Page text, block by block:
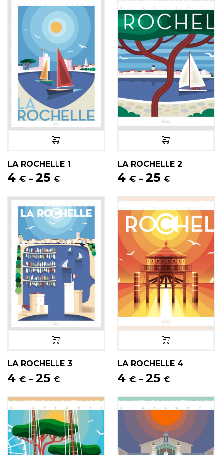
LA ROCHELLE 1
4 € – 25 €
LA ROCHELLE 2
4 € – 25 €
LA ROCHELLE 3
4 € – 25 €
LA ROCHELLE 4
4 € – 25 €